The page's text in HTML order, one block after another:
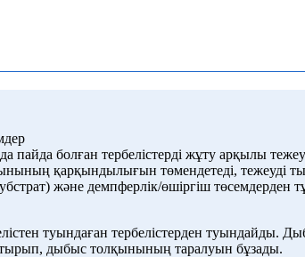
пайда болған тербелістерді жұту арқылы
қарқындылығын төмендетеді, тежеуді
және демпферлік/өшіргіш төсемдерден
туындаған тербелістерден
дыбыс толқынының таралуын бұзады.